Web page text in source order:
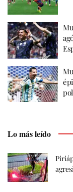
Lo más leído